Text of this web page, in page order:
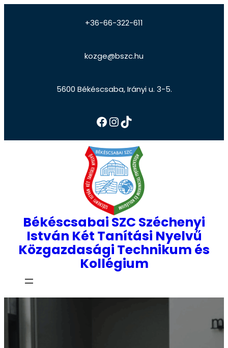
+36-66-322-611
kozge@bszc.hu
5600 Békéscsaba, Irányi u. 3-5.
Békéscsabai SZC Széchenyi
István Két Tanítási Nyelvű
Közgazdasági Technikum és
Kollégium